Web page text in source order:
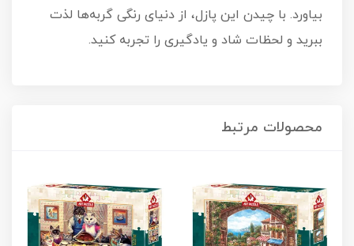
بیاورد. با چیدن این پازل، از دنیای رنگی گربه‌ها لذت
ببرید و لحظات شاد و یادگیری را تجربه کنید.
محصولات مرتبط